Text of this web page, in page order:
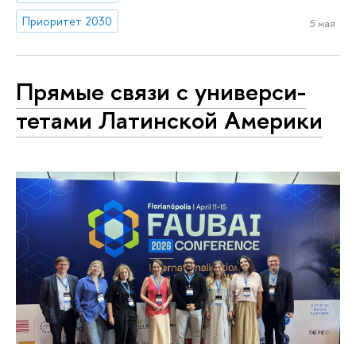
Приоритет 2030
5 мая
Прямые связи с уни­вер­си­
те­та­ми Латинской Америки